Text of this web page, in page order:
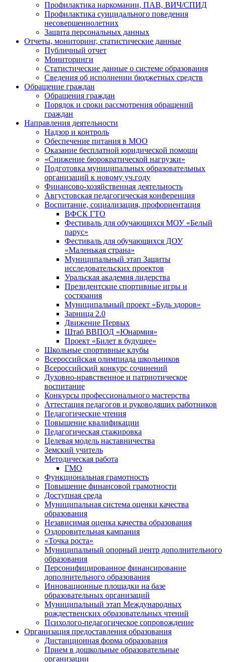
Профилактика наркомании, ПАВ, ВИЧ/СПИД
Профилактика суицидального поведения
несовершеннолетних
Защита персональных данных
Отчеты, мониторинг, статистические данные
Публичный отчет
Мониторинги
Статистические данные о системе образования
Сведения об исполнении бюджетных средств
Обращение граждан
Обращения граждан
Порядок и сроки рассмотрения обращений
граждан
Направления деятельности
Надзор и контроль
Обеспечение питания в МОО
Оказание бесплатной юридической помощи
«Снижение бюрократической нагрузки»
Подготовка муниципальных образовательных
организаций к новому уч.году
Финансово-хозяйственная деятельность
Августовская педагогическая конференция
Воспитание, социализация, профориентация
ВФСК ГТО
Фестиваль для обучающихся МОУ «Белый
парус»
Фестиваль для обучающихся ДОУ
«Маленькая страна»
Муниципальный этап Защиты
исследовательских проектов
Уральская академия лидерства
Президентские спортивные игры и
состязания
Муниципальный проект «Будь здоров»
Зарница 2.0
Движение Первых
Штаб ВВПОД «Юнармия»
Проект «Билет в будущее»
Школьные спортивные клубы
Всероссийская олимпиада школьников
Всероссийский конкурс сочинений
Духовно-нравственное и патриотическое
воспитание
Конкурсы профессионального мастерства
Аттестация педагогов и руководящих работников
Педагогические чтения
Повышение квалификации
Педагогическая стажировка
Целевая модель наставничества
Земский учитель
Методическая работа
ГМО
Функциональная грамотность
Повышение финансовой грамотности
Доступная среда
Муниципальная система оценки качества
образования
Независимая оценка качества образования
Оздоровительная кампания
«Точка роста»
Муниципальный опорный центр дополнительного
образования
Персонифицированное финансирование
дополнительного образования
Инновационные площадки на базе
образовательных организаций
Муниципальный этап Международных
рождественских образовательных чтений
Психолого-педагогическое сопровождение
Организация предоставления образования
Дистанционная форма образования
Прием в дошкольные образовательные
организации